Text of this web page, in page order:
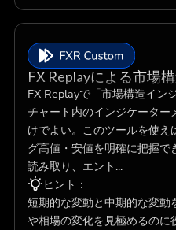
FX Replayによる市場
FX Replayで「市場構造イン
チャート内のインジケータ
けでよい。このツールを使
グ高値・安値を明確に把握
読み取り、エント...
ヒント：
短期的な変動と中期的な変
や相場の変化を見極めるのに